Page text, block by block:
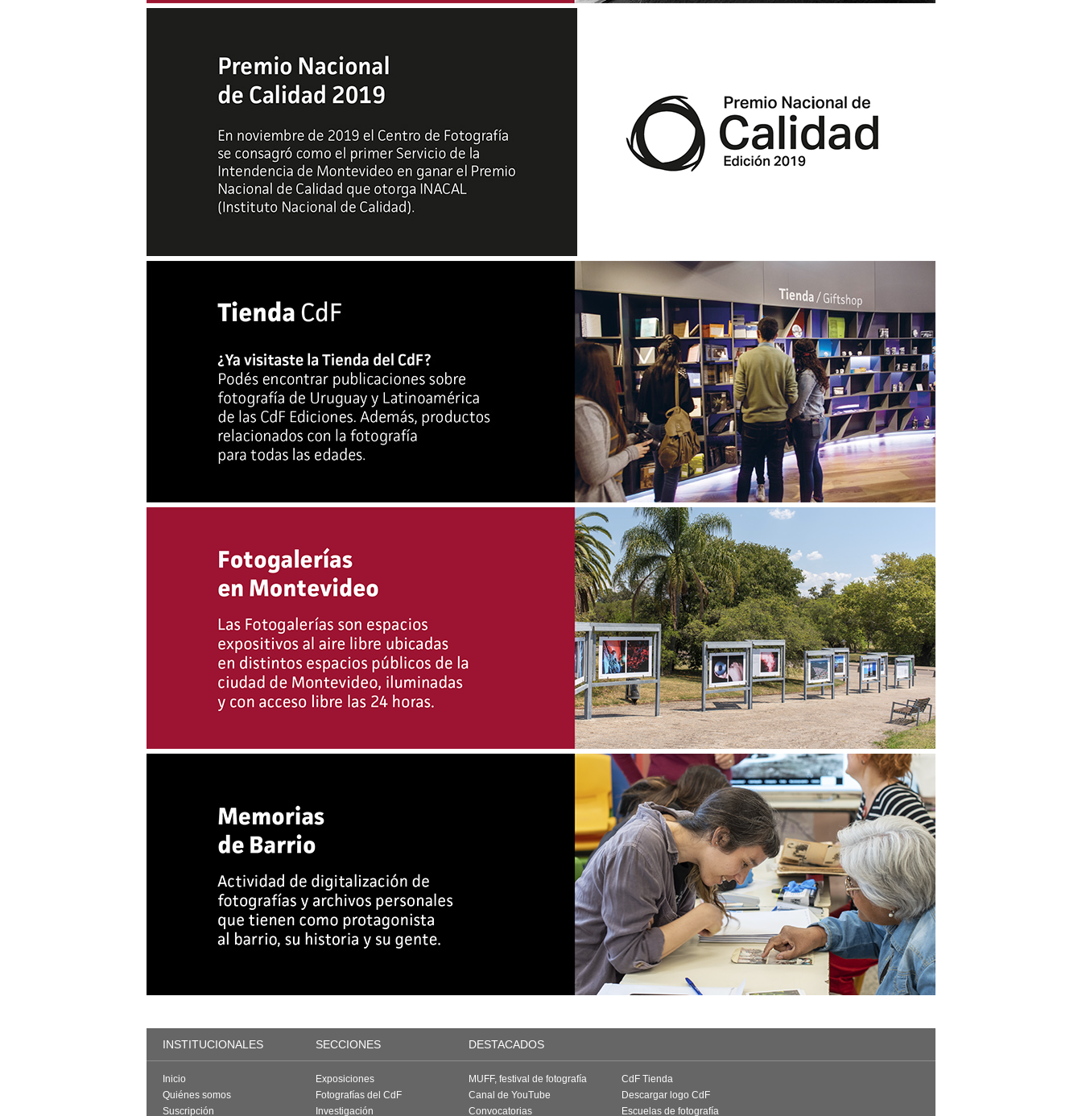
INSTITUCIONALES SECCIONES DESTACADOS
Inicio
Quiénes somos
Suscripción
Exposiciones
Fotografías del CdF
Investigación
MUFF, festival de fotografía
Canal de YouTube
Convocatorias
CdF Tienda
Descargar logo CdF
Escuelas de fotografía